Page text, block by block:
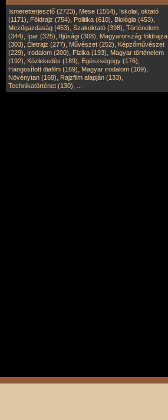
Ismeretterjesztő (2723), Mese (1554), Iskolai, oktató
(1171), Földrajz (754), Politika (610), Biológia (453),
Mezőgazdaság (453), Szakoktató (398), Történelem
(344), Ipar (325), Ifjúsági (308), Magyarország földrajza
(303), Életrajz (277), Művészet (252), Képzőművészet
(229), Irodalom (200), Fizika (193), Magyar történelem
(192), Közlekedés (189), Egészségügy (176),
Hangosított diafilm (169), Magyar irodalom (169),
Növénytan (168), Rajzfilm alapján (133),
Technikatörténet (130),